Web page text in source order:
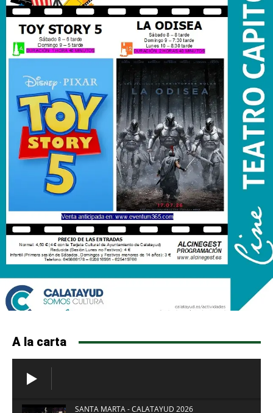
A la carta
SANTA MARTA - CALATAYUD 2026